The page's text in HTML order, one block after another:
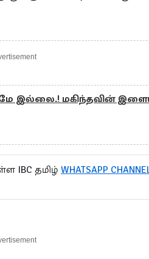
இல்லை.! மகிந்தவின்
IBC தமிழ் WHATSAPP